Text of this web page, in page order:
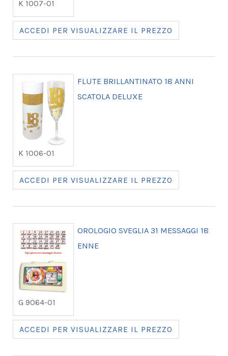
K 1007-01
ACCEDI PER VISUALIZZARE IL PREZZO
K 1006-01
FLUTE BRILLANTINATO 18 ANNI
SCATOLA DELUXE
ACCEDI PER VISUALIZZARE IL PREZZO
G 9064-01
OROLOGIO SVEGLIA 31 MESSAGGI 18
ENNE
ACCEDI PER VISUALIZZARE IL PREZZO